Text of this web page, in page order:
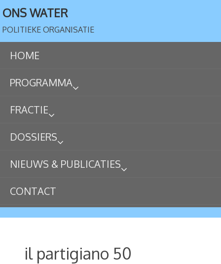
ONS WATER
POLITIEKE ORGANISATIE
HOME
PROGRAMMA
FRACTIE
DOSSIERS
NIEUWS & PUBLICATIES
CONTACT
il partigiano 50